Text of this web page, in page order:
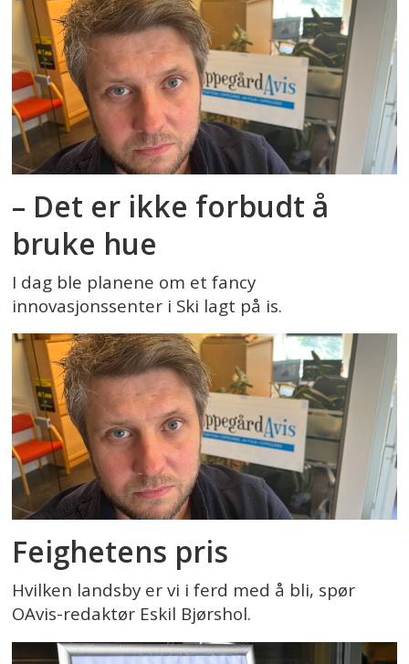
– Det er ikke forbudt å
bruke hue
I dag ble planene om et fancy
innovasjonssenter i Ski lagt på is.
Feighetens pris
Hvilken landsby er vi i ferd med å bli, spør
OAvis-redaktør Eskil Bjørshol.